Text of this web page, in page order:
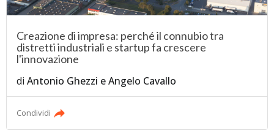
Creazione di impresa: perché il connubio tra
distretti industriali e startup fa crescere
l'innovazione
diAntonio Ghezzi eAngelo Cavallo
Condividi